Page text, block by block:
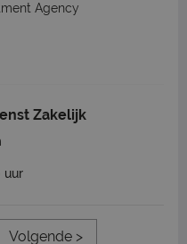
Agency
Zakelijk
uur
Volgende >